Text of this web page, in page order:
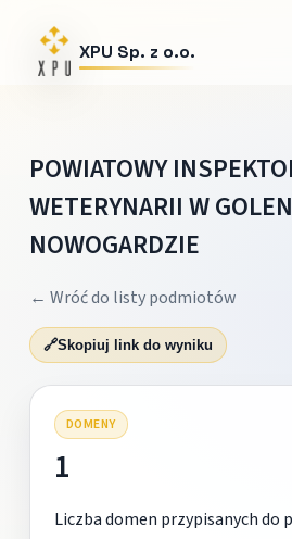
XPU Sp. z o.o.
POWIATOWY
WETERYNARII W
NOWOGARDZIE
← Wróć do listy podmiotów
🔗Skopiuj link do wyniku
DOMENY
1
Liczba domen przypisanych do